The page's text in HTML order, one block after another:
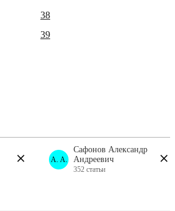
38
39
А. А.
Сафонов Александр
Андреевич
352 статьи